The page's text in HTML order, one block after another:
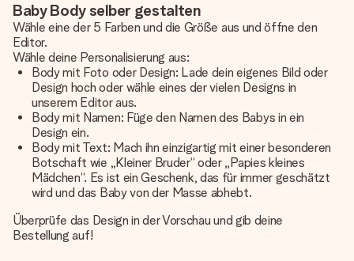
Baby Body selber gestalten
Wähle eine der 5 Farben und die Größe aus und öffne den
Editor.
Wähle deine Personalisierung aus:
Body mit Foto oder Design: Lade dein eigenes Bild oder
Design hoch oder wähle eines der vielen Designs in
unserem Editor aus.
Body mit Namen: Füge den Namen des Babys in ein
Design ein.
Body mit Text: Mach ihn einzigartig mit einer besonderen
Botschaft wie „Kleiner Bruder“ oder „Papies kleines
Mädchen“. Es ist ein Geschenk, das für immer geschätzt
wird und das Baby von der Masse abhebt.
Überprüfe das Design in der Vorschau und gib deine
Bestellung auf!